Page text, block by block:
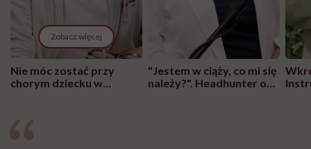
Zobacz więcej
Nie móc zostać przy
chorym dziecku w
"Jestem w ciąży, co mi się
należy?". Headhunter o